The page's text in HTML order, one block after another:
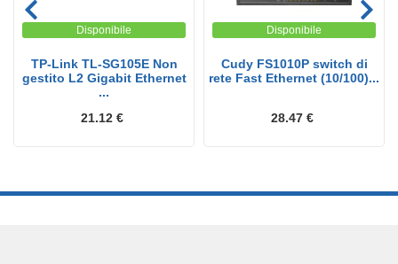
Disponibile
TP-Link TL-SG105E Non
gestito L2 Gigabit Ethernet
...
21.12 €
Disponibile
Cudy FS1010P switch di
rete Fast Ethernet (10/100)...
28.47 €